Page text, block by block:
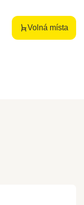
Volná místa